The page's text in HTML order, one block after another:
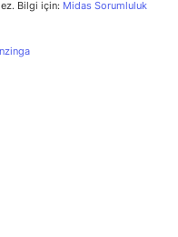
Bilgi için: Midas Sorumluluk